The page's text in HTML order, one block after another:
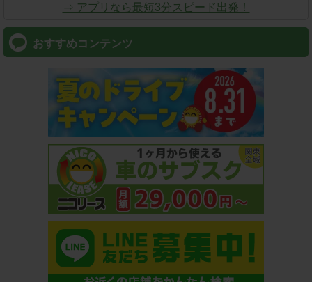
⇒ アプリなら最短3分スピード出発！
おすすめコンテンツ